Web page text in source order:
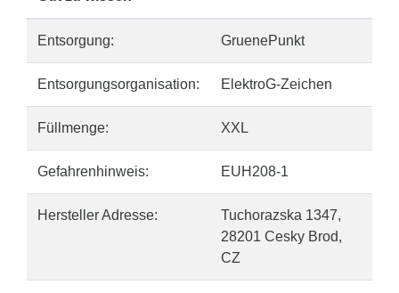
Entsorgung: GruenePunkt
Entsorgungsorganisation: ElektroG-Zeichen
Füllmenge: XXL
Gefahrenhinweis: EUH208-1
Hersteller Adresse:
Tuchorazska 1347,
28201 Cesky Brod,
CZ